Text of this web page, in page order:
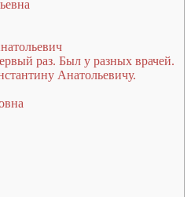
раз. Был у разных врачей.
Анатольевичу.